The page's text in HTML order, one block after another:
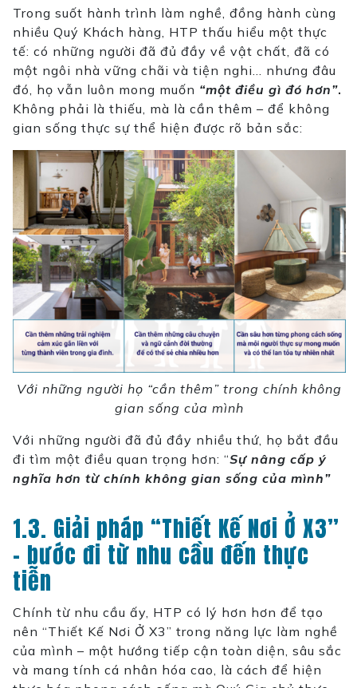
Trong suốt hành trình làm nghề, đồng hành cùng
nhiều Quý Khách hàng, HTP thấu hiểu một thực
tế: có những người đã đủ đầy về vật chất, đã có
một ngôi nhà vững chãi và tiện nghi… nhưng đâu
đó, họ vẫn luôn mong muốn “một điều gì đó hơn”.
Không phải là thiếu, mà là cần thêm – để không
gian sống thực sự thể hiện được rõ bản sắc:
Với những người họ “cần thêm” trong chính không
gian sống của mình
Với những người đã đủ đầy nhiều thứ, họ bắt đầu
đi tìm một điều quan trọng hơn: “Sự nâng cấp ý
nghĩa hơn từ chính không gian sống của mình”
1.3. Giải pháp “Thiết Kế Nơi Ở X3”
– bước đi từ nhu cầu đến thực
tiễn
Chính từ nhu cầu ấy, HTP có lý hơn hơn để tạo
nên “Thiết Kế Nơi Ở X3” trong năng lực làm nghề
của mình – một hướng tiếp cận toàn diện, sâu sắc
và mang tính cá nhân hóa cao, là cách để hiện